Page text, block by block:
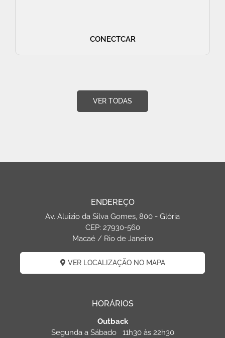
CONECTCAR
VER TODAS
ENDEREÇO
Av. Aluizio da Silva Gomes, 800 - Glória
CEP: 27930-560
Macaé / Rio de Janeiro
VER LOCALIZAÇÃO NO MAPA
HORÁRIOS
Outback
Segunda a Sábado 11h30 às 22h30